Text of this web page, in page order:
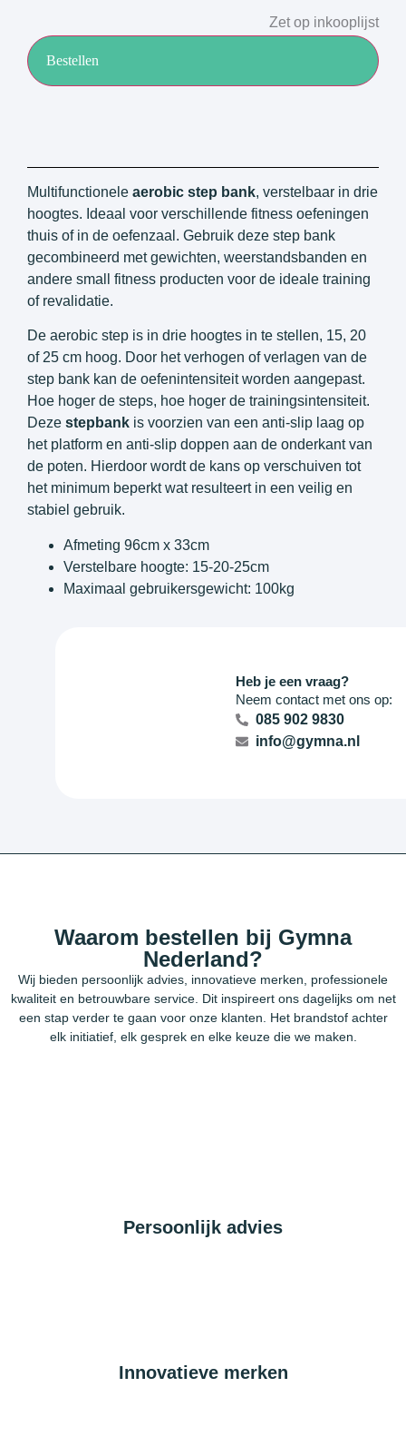
Bestellen
Zet op inkooplijst
Multifunctionele aerobic step bank, verstelbaar in drie
hoogtes. Ideaal voor verschillende fitness oefeningen
thuis of in de oefenzaal. Gebruik deze step bank
gecombineerd met gewichten, weerstandsbanden en
andere small fitness producten voor de ideale training
of revalidatie.
De aerobic step is in drie hoogtes in te stellen, 15, 20
of 25 cm hoog. Door het verhogen of verlagen van de
step bank kan de oefenintensiteit worden aangepast.
Hoe hoger de steps, hoe hoger de trainingsintensiteit.
Deze stepbank is voorzien van een anti-slip laag op
het platform en anti-slip doppen aan de onderkant van
de poten. Hierdoor wordt de kans op verschuiven tot
het minimum beperkt wat resulteert in een veilig en
stabiel gebruik.
Afmeting 96cm x 33cm
Verstelbare hoogte: 15-20-25cm
Maximaal gebruikersgewicht: 100kg
Heb je een vraag?
Neem contact met ons op:
085 902 9830
info@gymna.nl
Waarom bestellen bij Gymna
Nederland?
Wij bieden persoonlijk advies, innovatieve merken, professionele
kwaliteit en betrouwbare service. Dit inspireert ons dagelijks om net
een stap verder te gaan voor onze klanten. Het brandstof achter
elk initiatief, elk gesprek en elke keuze die we maken.
Persoonlijk advies
Innovatieve merken